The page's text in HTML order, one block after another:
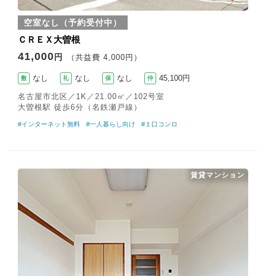
空室なし（予約受付中）
ＣＲＥＸ大曽根
41,000 円 （共益費 4,000円）
敷 なし 礼 なし 保 なし 仲 45,100円
名古屋市北区／1K／21.00㎡／102号室
大曽根駅 徒歩6分（名鉄瀬戸線）
#インターネット無料 #一人暮らし向け #１口コンロ
賃貸マンション